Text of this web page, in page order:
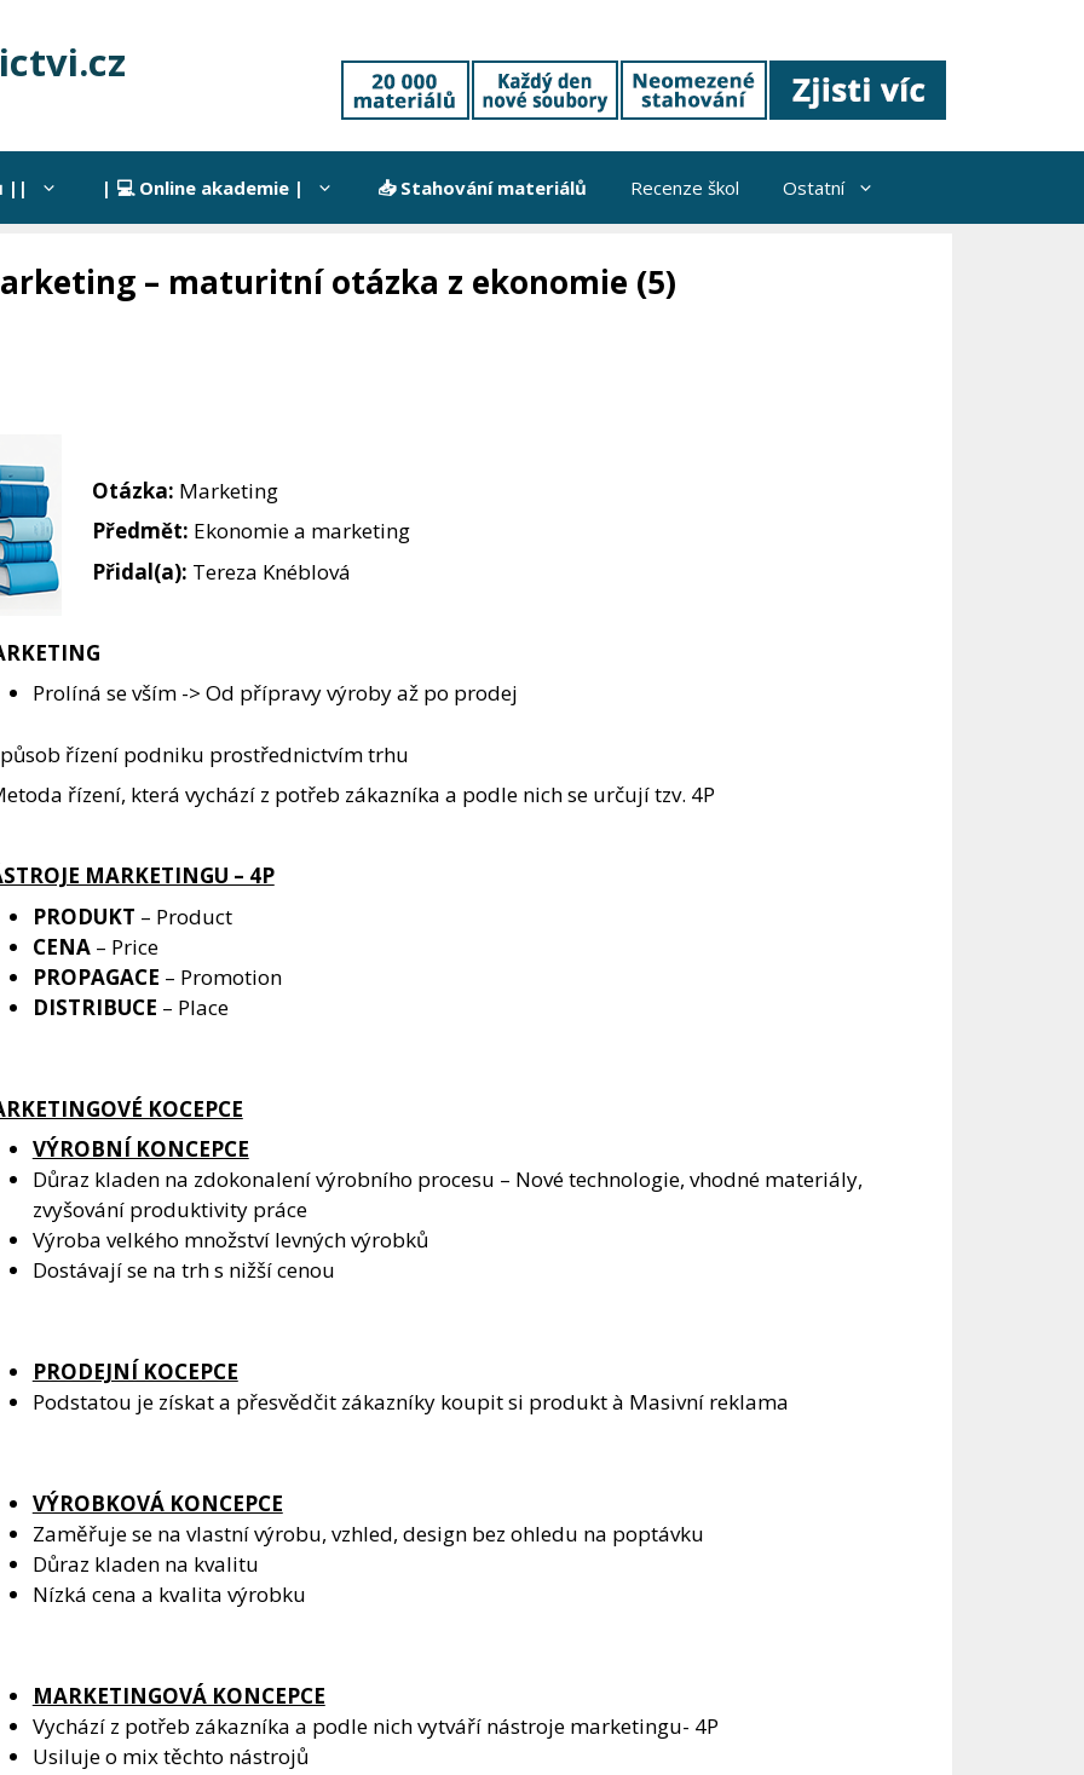
|| | 💻 Online akademie | 📥 Stahování materiálů Recenze škol Ostatní
– maturitní otázka z ekonomie (5)
Otázka: Marketing
Předmět: Ekonomie a marketing
Přidal(a): Tereza Knéblová
Prolíná se vším -> Od přípravy výroby až po prodej
řízení podniku prostřednictvím trhu
řízení, která vychází z potřeb zákazníka a podle nich se určují tzv. 4P
MARKETINGU – 4P
PRODUKT – Product
CENA– Price
PROPAGACE – Promotion
DISTRIBUCE – Place
KOCEPCE
VÝROBNÍ KONCEPCE
Důraz kladen na zdokonalení výrobního procesu – Nové technologie, vhodné materiály,
zvyšování produktivity práce
Výroba velkého množství levných výrobků
Dostávají se na trh s nižší cenou
PRODEJNÍ KOCEPCE
Podstatou je získat a přesvědčit zákazníky koupit si produkt à Masivní reklama
VÝROBKOVÁ KONCEPCE
Zaměřuje se na vlastní výrobu, vzhled, design bez ohledu na poptávku
Důraz kladen na kvalitu
Nízká cena a kvalita výrobku
MARKETINGOVÁ KONCEPCE
Vychází z potřeb zákazníka a podle nich vytváří nástroje marketingu- 4P
Usiluje o mix těchto nástrojů